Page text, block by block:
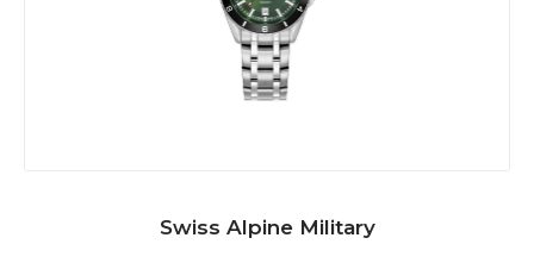
Swiss Alpine Military